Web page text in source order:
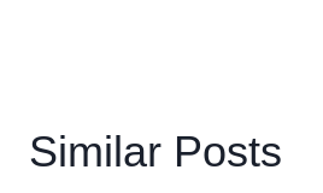
Similar Posts